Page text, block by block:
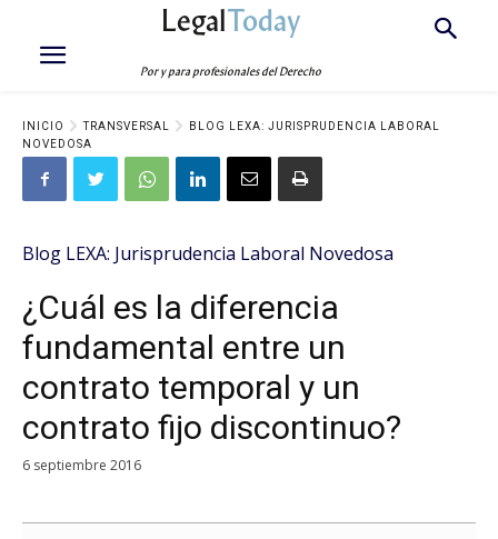
LegalToday
Por y para profesionales del Derecho
INICIO TRANSVERSAL
BLOG LEXA: JURISPRUDENCIA LABORAL
NOVEDOSA
Blog LEXA: Jurisprudencia Laboral Novedosa
¿Cuál es la diferencia
fundamental entre un
contrato temporal y un
contrato fijo discontinuo?
6 septiembre 2016